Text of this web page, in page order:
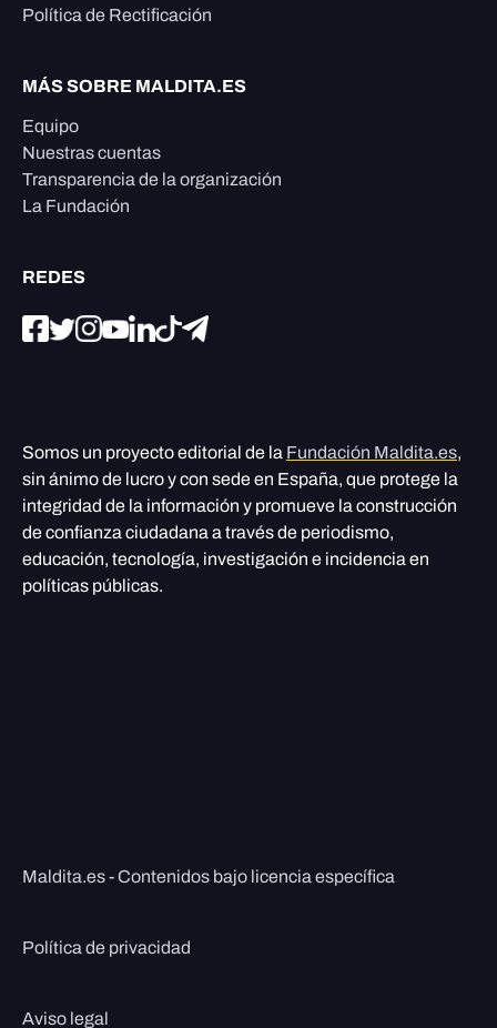
Política de Rectificación
MÁS SOBRE MALDITA.ES
Equipo
Nuestras cuentas
Transparencia de la organización
La Fundación
REDES
Somos un proyecto editorial de la Fundación Maldita.es,
sin ánimo de lucro y con sede en España, que protege la
integridad de la información y promueve la construcción
de confianza ciudadana a través de periodismo,
educación, tecnología, investigación e incidencia en
políticas públicas.
Maldita.es - Contenidos bajo licencia específica
Política de privacidad
Aviso legal